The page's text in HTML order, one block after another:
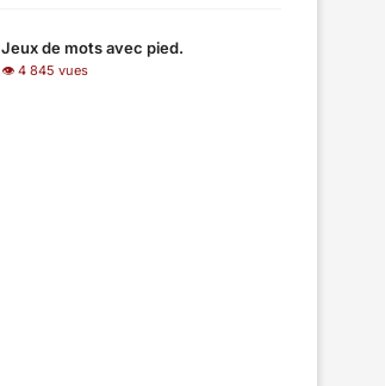
Jeux de mots avec pied.
👁 4 845 vues